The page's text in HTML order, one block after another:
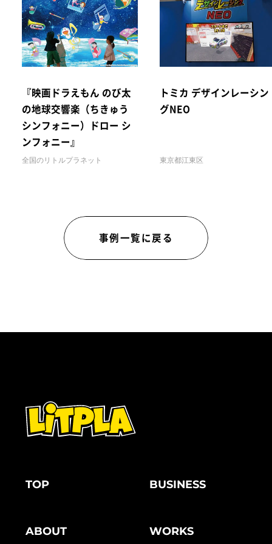
『映画ドラえもん のび太
の地球交響楽（ちきゅう
シンフォニー）ドロー シ
ンフォニー』
全国のリトルプラネット
トミカ デザインレーシン
グNEO
東京都江東区
事例一覧に戻る
TOP BUSINESS
ABOUT WORKS